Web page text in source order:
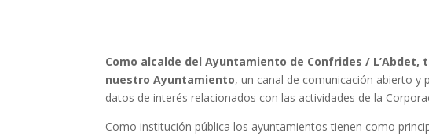
Como alcalde del Ayuntamiento de Confrides /
nuestroAyuntamiento, un canal de comunicación abierto
datos de interés relacionados con las actividades de la
Como institución pública los ayuntamientos tienen como